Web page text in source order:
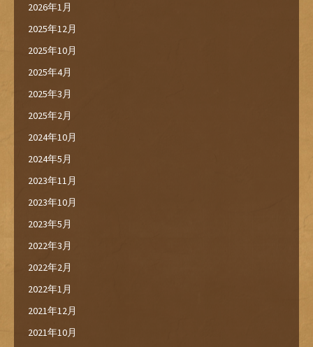
2026年1月
2025年12月
2025年10月
2025年4月
2025年3月
2025年2月
2024年10月
2024年5月
2023年11月
2023年10月
2023年5月
2022年3月
2022年2月
2022年1月
2021年12月
2021年10月